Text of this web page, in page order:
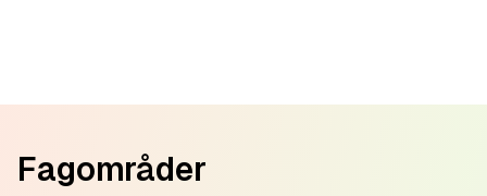
diskriminering i samarbeid med Bufdir og
Fagområder